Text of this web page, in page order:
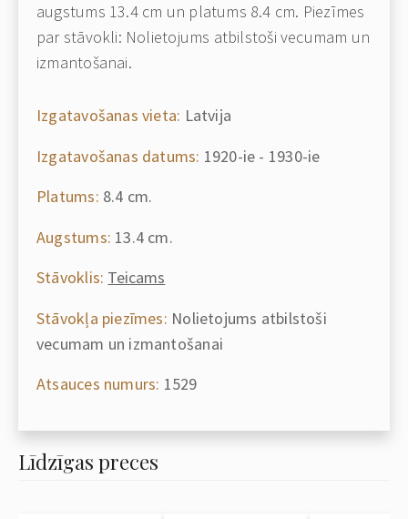
augstums 13.4 cm un platums 8.4 cm. Piezīmes
par stāvokli: Nolietojums atbilstoši vecumam un
izmantošanai.
Izgatavošanas vieta: Latvija
Izgatavošanas datums: 1920-ie - 1930-ie
Platums: 8.4 cm.
Augstums: 13.4 cm.
Stāvoklis: Teicams
Stāvokļa piezīmes: Nolietojums atbilstoši
vecumam un izmantošanai
Atsauces numurs: 1529
Līdzīgas preces